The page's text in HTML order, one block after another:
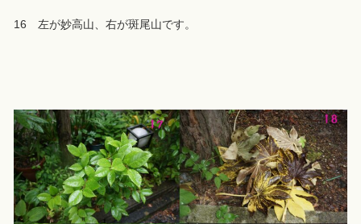
16 左が妙高山、右が斑尾山です。